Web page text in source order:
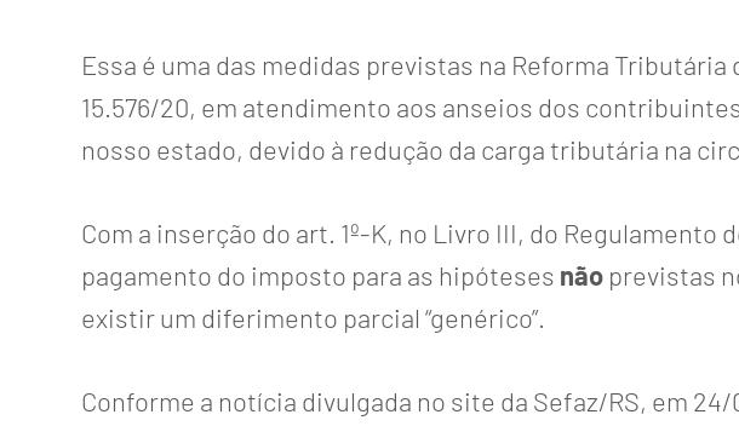
Essa é uma das medidas previstas na Reforma
15.576/20, em atendimento aos anseios dos
nosso estado, devido à redução da carga tributária na
Com a inserção do art. 1º-K, no Livro III, do
pagamento do imposto para as hipóteses não previstas
existir um diferimento parcial “genérico”.
Conforme a notícia divulgada no site da Sefaz/RS, em